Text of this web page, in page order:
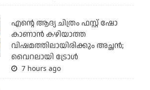
എന്റെ ആദ്യ ചിത്രം ഫസ്റ്റ് ഷോ
കാണാന്‍ കഴിയാത്ത
വിഷമത്തിലായിരിക്കും അച്ഛന്‍;
വൈറലായി ട്രോള്‍
7 hours ago